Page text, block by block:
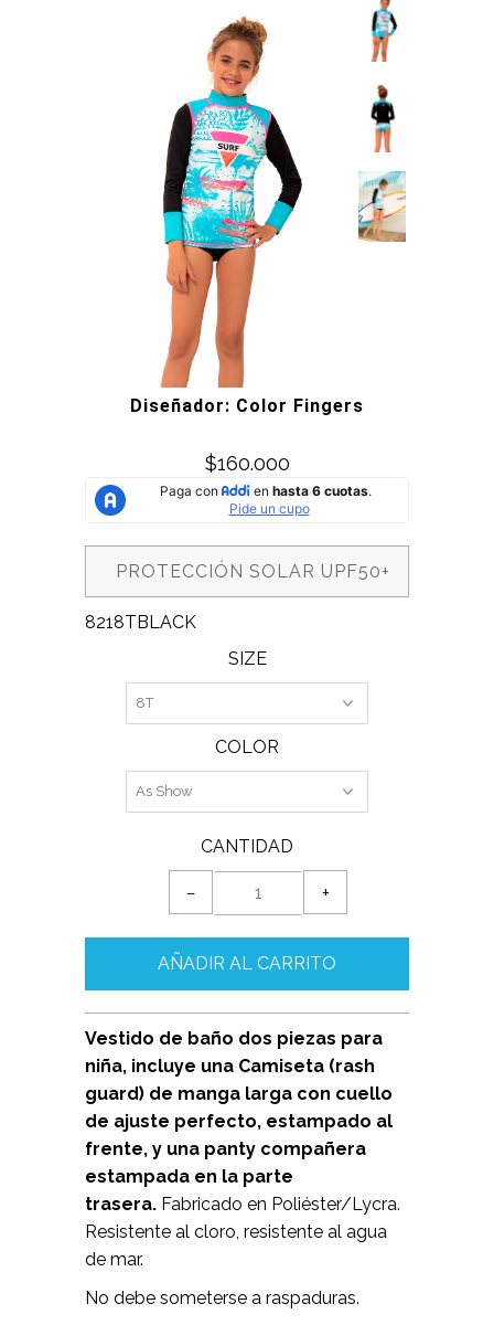
Diseñador: Color Fingers
$160.000
PROTECCIÓN SOLAR UPF50+
8218TBLACK
SIZE
COLOR
CANTIDAD
− +
Vestido de baño dos piezas para
niña, incluye una Camiseta (rash
guard) de manga larga con cuello
de ajuste perfecto, estampado al
frente, y una panty compañera
estampada en la parte
trasera. Fabricado en Poliéster/Lycra.
Resistente al cloro, resistente al agua
de mar.
No debe someterse a raspaduras.